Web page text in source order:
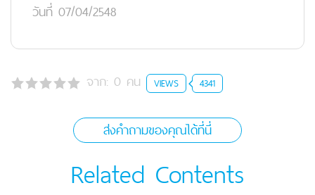
วันที่ 07/04/2548
จาก: 0 คน VIEWS 4341
ส่งคำถามของคุณได้ที่นี่
Related Contents